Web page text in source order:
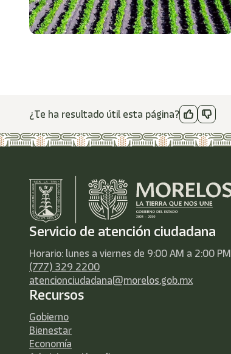
¿Te ha resultado útil esta página?
Servicio de atención ciudadana
Horario: lunes a viernes de 9:00 AM a 2:00 PM
(777) 329 2200
atencionciudadana@morelos.gob.mx
Recursos
Gobierno
Bienestar
Economía